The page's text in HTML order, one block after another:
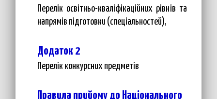
Перелік освітньо-кваліфікаційних рівнів та
напрямів підготовки (спеціальностей),
Додаток 2
Перелік конкурсних предметів
Правила прийому до Національного